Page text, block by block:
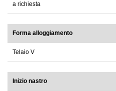
a richiesta
Forma alloggiamento
Telaio V
Inizio nastro